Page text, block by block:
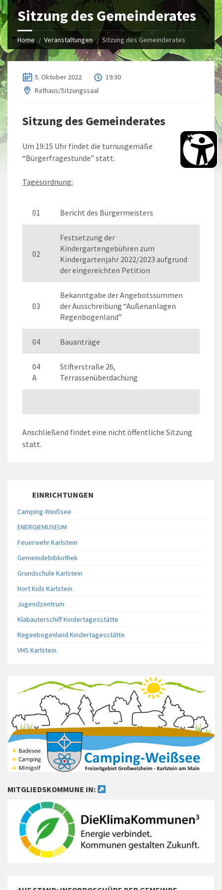
Sitzung des Gemeinderates
Home Veranstaltungen Sitzung des Gemeinderates
5. Oktober 2022
19:30
Rathaus/Sitzungssaal
Sitzung des Gemeinderates
Um 19:15 Uhr findet die turnusgemäße
“Bürgerfragestunde” statt.
Tagesordnung:
01 Bericht des Bürgermeisters
02
Festsetzung der
Kindergartengebühren zum
Kindergartenjahr 2022/2023 aufgrund
der eingereichten Petition
03
Bekanntgabe der Angebotssummen
der Ausschreibung “Außenanlagen
Regenbogenland”
04 Bauanträge
04
A
Stifterstraße 26,
Terrassenüberdachung
Anschließend findet eine nicht öffentliche Sitzung
statt.
EINRICHTUNGEN
Camping-Weißsee
ENERGIEMUSEUM
Feuerwehr Karlstein
Gemeindebibliothek
Grundschule Karlstein
Hort Kids Karlstein
Jugendzentrum
Klabauterschiff Kindertagesstätte
Regenbogenland Kindertagesstätte
VHS Karlstein
MITGLIEDSKOMMUNE IN: